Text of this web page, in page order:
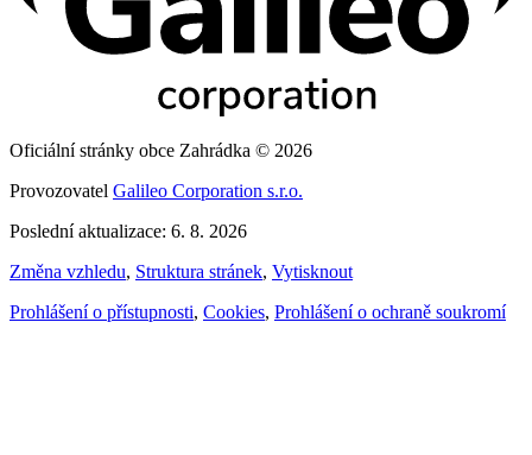
Oficiální stránky obce Zahrádka © 2026
Provozovatel Galileo Corporation s.r.o.
Poslední aktualizace: 6. 8. 2026
Změna vzhledu, Struktura stránek, Vytisknout
Prohlášení o přístupnosti, Cookies, Prohlášení o ochraně soukromí